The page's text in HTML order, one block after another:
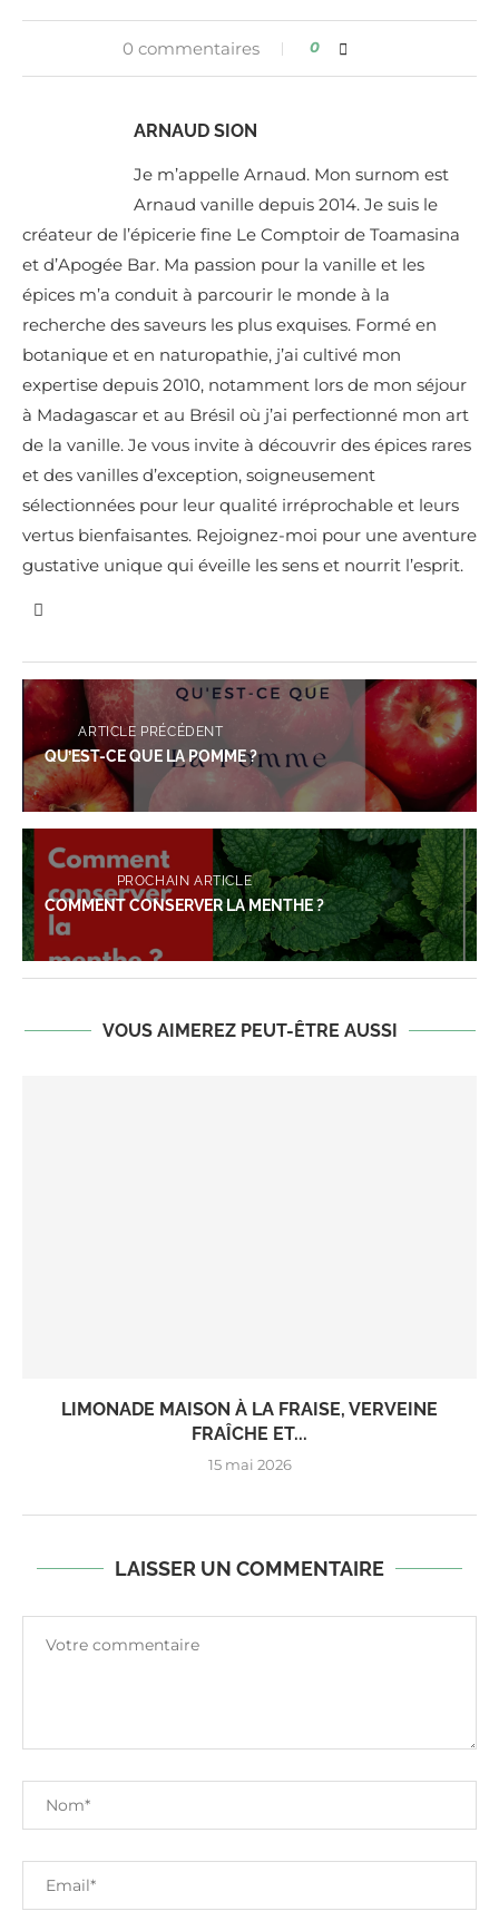
0 commentaires 0
ARNAUD SION
Je m’appelle Arnaud. Mon surnom est
Arnaud vanille depuis 2014. Je suis le
créateur de l’épicerie fine Le Comptoir de Toamasina
et d’Apogée Bar. Ma passion pour la vanille et les
épices m’a conduit à parcourir le monde à la
recherche des saveurs les plus exquises. Formé en
botanique et en naturopathie, j’ai cultivé mon
expertise depuis 2010, notamment lors de mon séjour
à Madagascar et au Brésil où j’ai perfectionné mon art
de la vanille. Je vous invite à découvrir des épices rares
et des vanilles d’exception, soigneusement
sélectionnées pour leur qualité irréprochable et leurs
vertus bienfaisantes. Rejoignez-moi pour une aventure
gustative unique qui éveille les sens et nourrit l’esprit.
ARTICLE PRÉCÉDENT
QU’EST-CE QUE LA POMME ?
PROCHAIN ARTICLE
COMMENT CONSERVER LA MENTHE ?
VOUS AIMEREZ PEUT-ÊTRE AUSSI
LIMONADE MAISON À LA FRAISE, VERVEINE
FRAÎCHE ET...
15 mai 2026
LAISSER UN COMMENTAIRE